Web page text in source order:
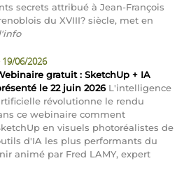
secrets attribué à Jean-François
du XVIII? siècle, met en
19/06/2026
gratuit : SketchUp + IA
le 22 juin 2026L'intelligence
révolutionne le rendu
ce webinaire comment
en visuels photoréalistes de
d'IA les plus performants du
animé par Fred LAMY, expert